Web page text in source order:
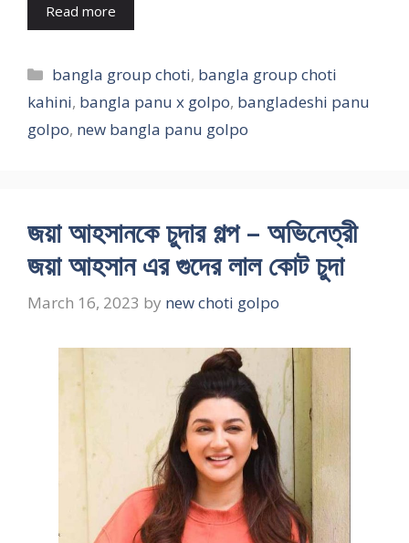
Read more
Categories
bangla group choti, bangla group choti
kahini, bangla panu x golpo, bangladeshi panu
golpo, new bangla panu golpo
জয়া আহসানকে চুদার গল্প – অভিনেত্রী
জয়া আহসান এর গুদের লাল কোট চুদা
March 16, 2023 by new choti golpo